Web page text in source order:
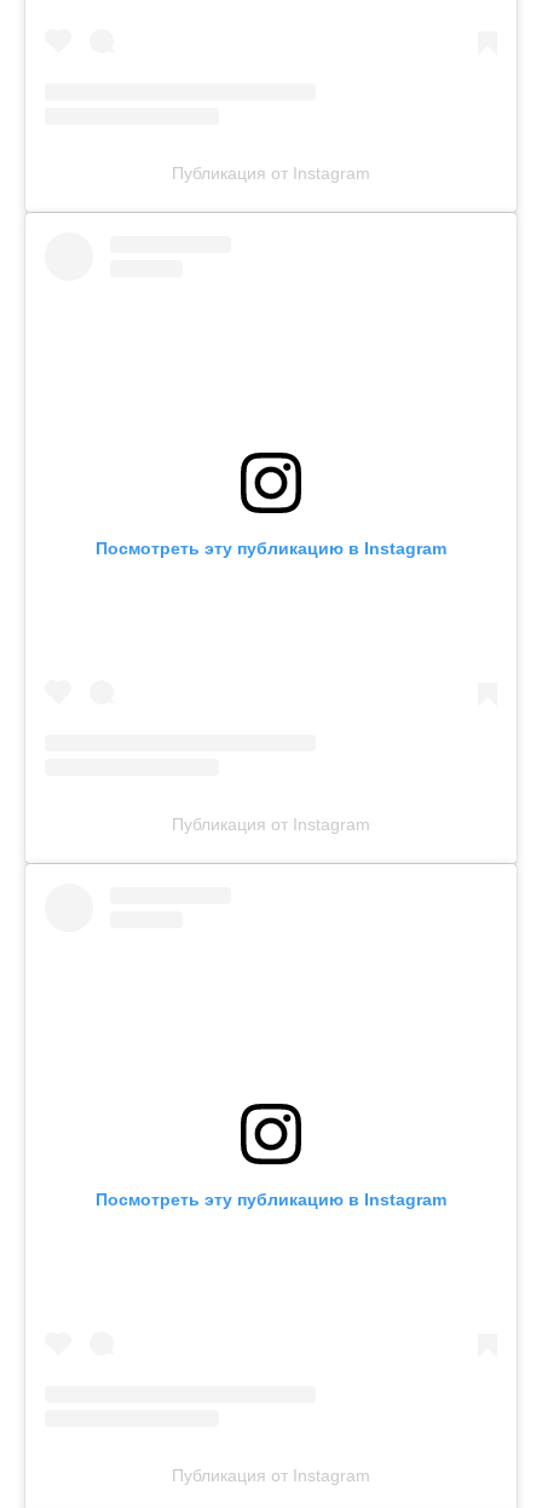
Публикация от Instagram
Посмотреть эту публикацию в Instagram
Публикация от Instagram
Посмотреть эту публикацию в Instagram
Публикация от Instagram